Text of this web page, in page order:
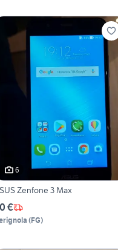
6
Zenfone 3 Max
€
(FG)